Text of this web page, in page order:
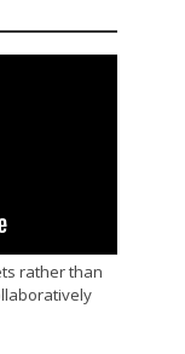
rather than